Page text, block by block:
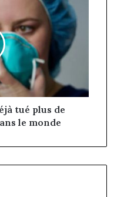
tué plus de
le monde